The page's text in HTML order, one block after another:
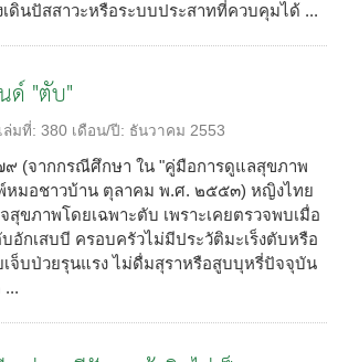
ดินปัสสาวะหรือระบบประสาทที่ควบคุมได้ ...
ด์ "ตับ"
เล่มที่: 380 เดือน/ปี: ธันวาคม 2553
๙ (จากกรณีศึกษา ใน "คู่มือการดูแลสุขภาพ
หมอชาวบ้าน ตุลาคม พ.ศ. ๒๕๕๓) หญิงไทย
ขภาพโดยเฉพาะตับ เพราะเคยตรวจพบเมื่อ
อักเสบบี ครอบครัวไม่มีประวัติมะเร็งตับหรือ
เจ็บป่วยรุนแรง ไม่ดื่มสุราหรือสูบบุหรี่ปัจจุบัน